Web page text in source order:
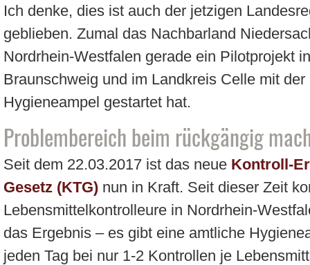
Ich denke, dies ist auch der jetzigen
geblieben. Zumal das Nachbarland
Nordrhein-Westfalen gerade ein Pilotprojekt
Braunschweig und im Landkreis Celle mit
Hygieneampel gestartet hat.
Problembereich beim rückgängig
Seit dem 22.03.2017 ist das neue Kontroll-
Gesetz (KTG) nun in Kraft. Seit dieser Zeit
Lebensmittelkontrolleure in Nordrhein-
das Ergebnis – es gibt eine amtliche
jeden Tag bei nur 1-2 Kontrollen je